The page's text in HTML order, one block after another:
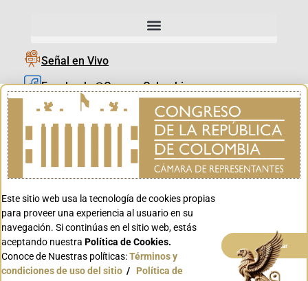
Señal en Vivo
Facebook_@CamaraColombia
Instagram_@CamaraColombia
X_@CamaraColombia
Youtube_@CamaraColombia
Youtube_@CanalCongreso
Conoce GOV.CO
Este sitio web usa la tecnología de cookies propias
para proveer una experiencia al usuario en su
navegación. Si continúas en el sitio web, estás
aceptando nuestra Política de Cookies.
Conoce de Nuestras políticas:Términos y
condiciones de uso del sitio / Política de
Aceptar